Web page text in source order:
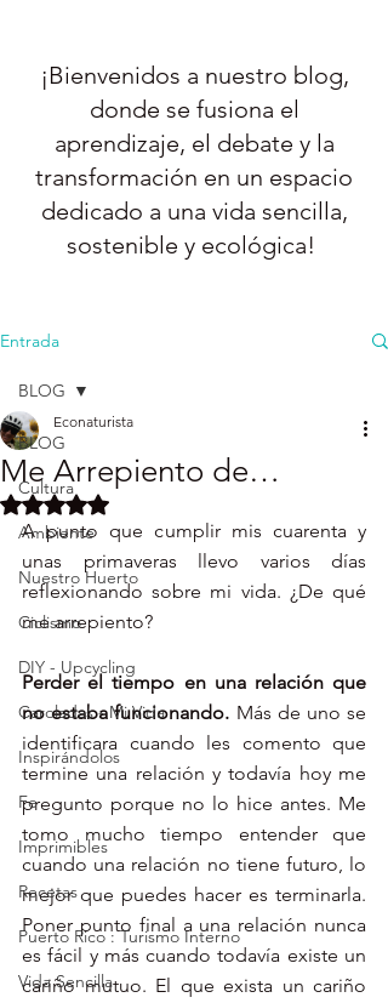
¡Bienvenidos a nuestro blog,
donde se fusiona el
aprendizaje, el debate y la
transformación en un espacio
dedicado a una vida sencilla,
sostenible y ecológica!
Entrada
BLOG
Cultura
Ambiente
Nuestro Huerto
Ciclismo
DIY - Upcycling
Caroladas - Mi Vida
Inspirándolos
Fe
Imprimibles
Recetas
Puerto Rico : Turismo Interno
Vida Sencilla
BLOG
Me Arrepiento de…
Econaturista
Obtuvo NaN de 5 estrellas.
A punto que cumplir mis cuarenta y
unas primaveras llevo varios días
reflexionando sobre mi vida. ¿De qué
me arrepiento?
Perder el tiempo en una relación que
no estaba funcionando. Más de uno se
identificara cuando les comento que
termine una relación y todavía hoy me
pregunto porque no lo hice antes. Me
tomo mucho tiempo entender que
cuando una relación no tiene futuro, lo
mejor que puedes hacer es terminarla.
Poner punto final a una relación nunca
es fácil y más cuando todavía existe un
cariño mutuo. El que exista un cariño